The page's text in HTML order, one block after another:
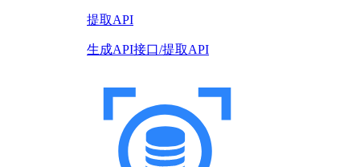
提取API
生成API接口/提取API